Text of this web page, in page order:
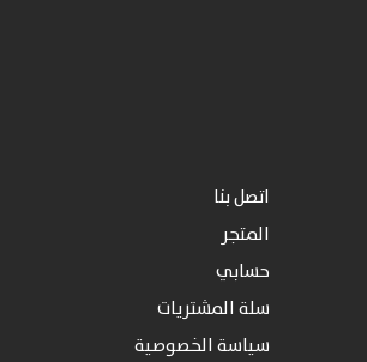
اتصل بنا
المتجر
حسابي
سلة المشتريات
سياسة الخصوصية